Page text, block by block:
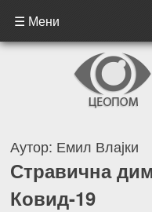
☰ Мени
Аутор: Емил Влајки
Стравична
Ковид-19